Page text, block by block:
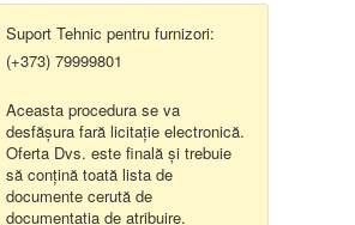
Suport Tehnic pentru furnizori:
(+373) 79999801
Aceasta procedura se va
desfășura fară licitație electronică.
Oferta Dvs. este finală și trebuie
să conțină toată lista de
documente cerută de
documentația de atribuire.